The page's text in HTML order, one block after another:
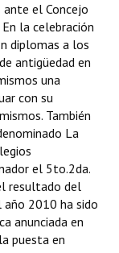
el Concejo
la celebración
diplomas a los
antigüedad en
una
con su
También
La
el 5to.2da.
resultado del
2010 ha sido
anunciada en
puesta en